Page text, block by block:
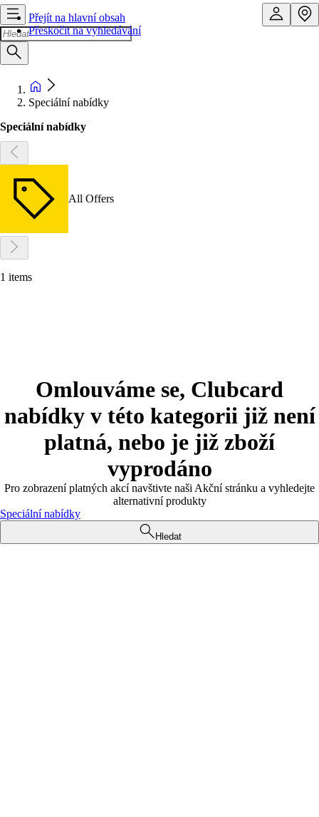
Přejít na hlavní obsah
Přeskočit na vyhledávání
Speciální nabídky
Speciální nabídky
All Offers
1 items
Omlouváme se, Clubcard
nabídky v této kategorii již není
platná, nebo je již zboží
vyprodáno
Pro zobrazení platných akcí navštivte naši Akční stránku a vyhledejte
alternativní produkty
Speciální nabídky
Hledat